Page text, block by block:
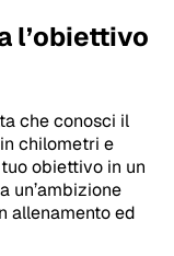
l’obiettivo
che conosci il
chilometri e
obiettivo in un
un’ambizione
allenamento ed